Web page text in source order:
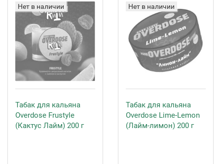
Нет в наличии
Табак для кальяна
Overdose Frustyle
(Кактус Лайм) 200 г
Нет в наличии
Табак для кальяна
Overdose Lime-Lemon
(Лайм-лимон) 200 г